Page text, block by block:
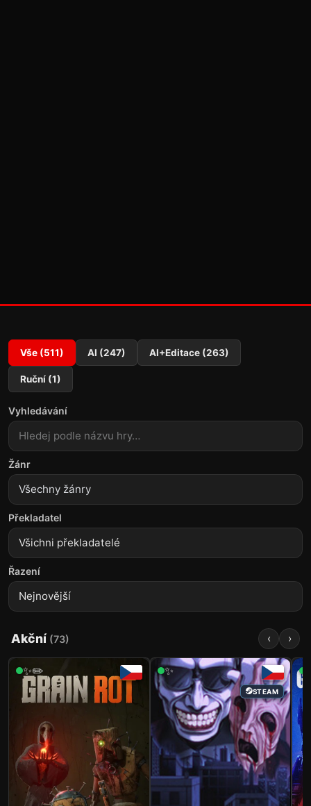
Vše (511) AI (247) AI+Editace (263)
Ruční (1)
Vyhledávání
Žánr
Všechny žánry
Překladatel
Řazení
Akční (73) ‹ ›
✨✏️ ✨
STEAM